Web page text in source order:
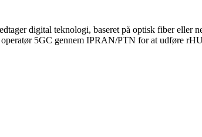
digital teknologi, baseret på optisk fiber eller
5GC gennem IPRAN/PTN for at udføre